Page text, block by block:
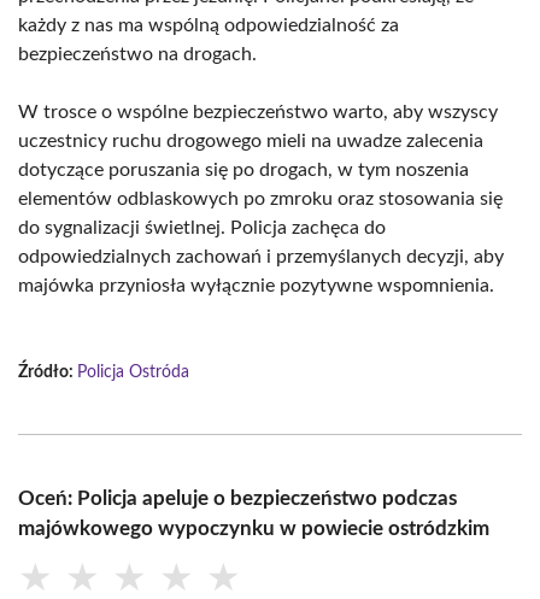
każdy z nas ma wspólną odpowiedzialność za
bezpieczeństwo na drogach.
W trosce o wspólne bezpieczeństwo warto, aby wszyscy
uczestnicy ruchu drogowego mieli na uwadze zalecenia
dotyczące poruszania się po drogach, w tym noszenia
elementów odblaskowych po zmroku oraz stosowania się
do sygnalizacji świetlnej. Policja zachęca do
odpowiedzialnych zachowań i przemyślanych decyzji, aby
majówka przyniosła wyłącznie pozytywne wspomnienia.
Źródło: Policja Ostróda
Oceń: Policja apeluje o bezpieczeństwo podczas
majówkowego wypoczynku w powiecie ostródzkim
★ ★ ★ ★ ★